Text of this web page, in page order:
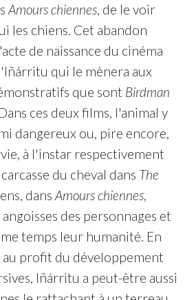
Amours chiennes, de le voir
les chiens. Cet abandon
de naissance du cinéma
qui le mènera aux
que sont Birdman
ces deux films, l'animal y
dangereux ou, pire encore,
à l'instar respectivement
du cheval dans The
dans Amours chiennes,
des personnages et
temps leur humanité. En
au profit du développement
Iñárritu a peut-être aussi